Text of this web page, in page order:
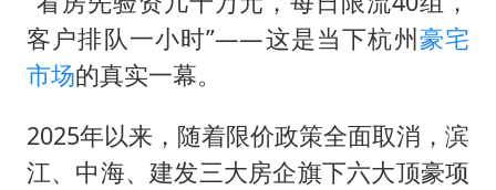
泰国枪击案凶手先杀祖父母后行凶
国防部：中国军队坚决反制任何闹海挑衅图谋
台湾海峡南口北上船舶实施交通管制
客户排队一小时”——这是当下杭州豪宅
市场的真实一幕。
2025年以来，随着限价政策全面取消，滨
江、中海、建发三大房企旗下六大顶豪项